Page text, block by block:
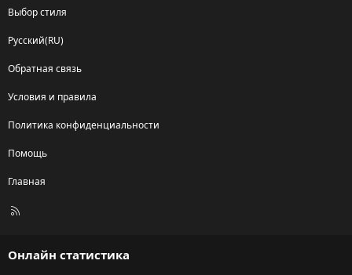
Выбор стиля
Русский(RU)
Обратная связь
Условия и правила
Политика конфиденциальности
Помощь
Главная
R
Онлайн статистика